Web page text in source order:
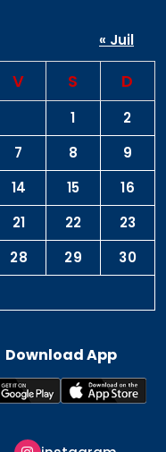
V S D
1
2
7 8
9
14 15
16
21 22
23
28 29
30
« Juil
Download App